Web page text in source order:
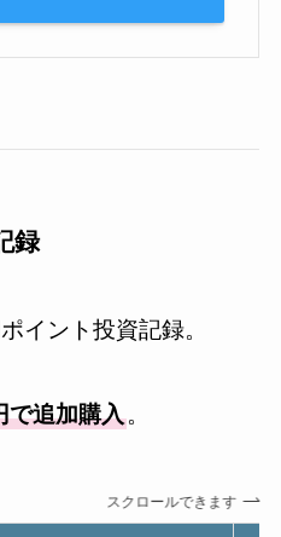
録
イント投資記録。
で追加購入。
スクロールできます